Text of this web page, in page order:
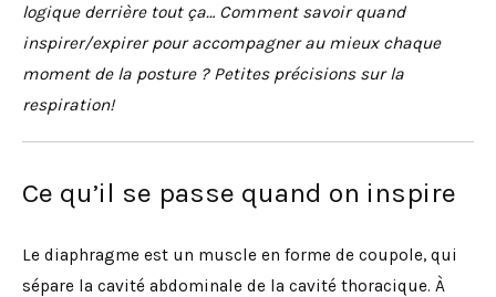
logique derrière tout ça… Comment savoir quand
inspirer/expirer pour accompagner au mieux chaque
moment de la posture ? Petites précisions sur la
respiration!
Ce qu’il se passe quand on inspire
Le diaphragme est un muscle en forme de coupole, qui
sépare la cavité abdominale de la cavité thoracique. À